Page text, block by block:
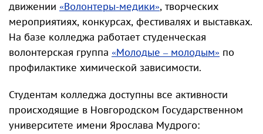
движении «Волонтеры-медики», творческих
мероприятиях, конкурсах, фестивалях и выставках.
На базе колледжа работает студенческая
волонтерская группа «Молодые – молодым» по
профилактике химической зависимости.
Студентам колледжа доступны все активности
происходящие в Новгородском Государственном
университете имени Ярослава Мудрого: